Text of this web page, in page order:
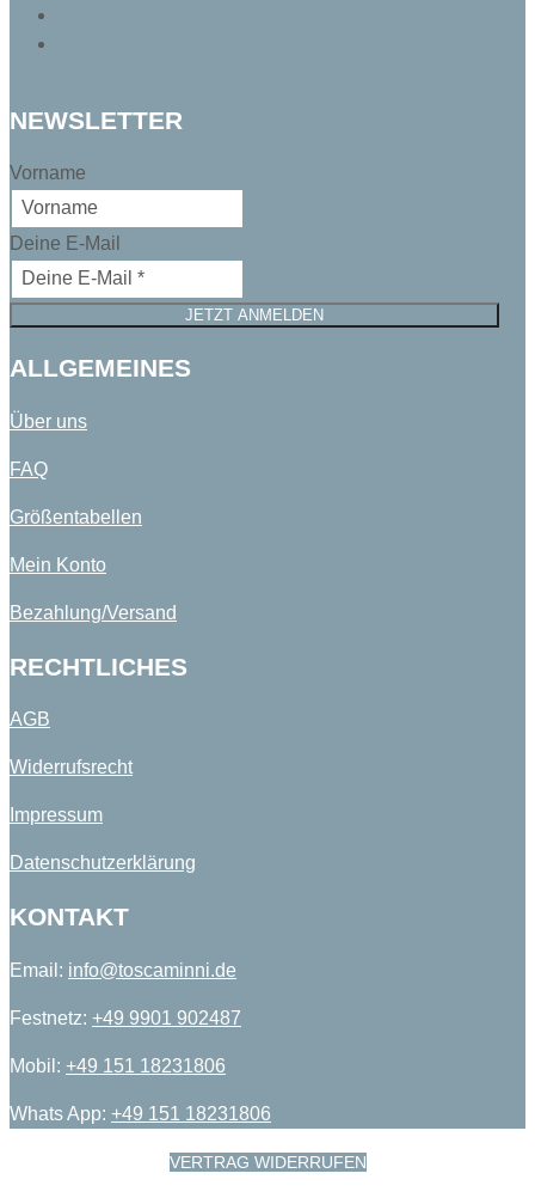
NEWSLETTER
Vorname
Deine E-Mail
JETZT ANMELDEN
ALLGEMEINES
Über uns
FAQ
Größentabellen
Mein Konto
Bezahlung/Versand
RECHTLICHES
AGB
Widerrufsrecht
Impressum
Datenschutzerklärung
KONTAKT
Email: info@toscaminni.de​
Festnetz: +49 9901 902487​
Mobil: +49 151 18231806​
Whats App: +49 151 18231806
VERTRAG WIDERRUFEN